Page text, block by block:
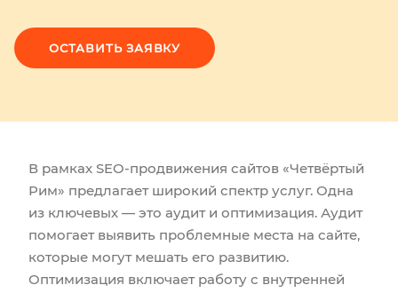
ОСТАВИТЬ ЗАЯВКУ
В рамках SEO-продвижения сайтов «Четвёртый
Рим» предлагает широкий спектр услуг. Одна
из ключевых — это аудит и оптимизация. Аудит
помогает выявить проблемные места на сайте,
которые могут мешать его развитию.
Оптимизация включает работу с внутренней